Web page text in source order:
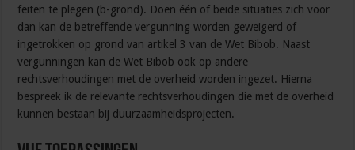
feiten te plegen (b-grond). Doen één of beide situaties zich voor
dan kan de betreffende vergunning worden geweigerd of
ingetrokken op grond van artikel 3 van de Wet Bibob. Naast
vergunningen kan de Wet Bibob ook op andere
rechtsverhoudingen met de overheid worden ingezet. Hierna
bespreek ik de relevante rechtsverhoudingen die met de overheid
kunnen bestaan bij duurzaamheidsprojecten.